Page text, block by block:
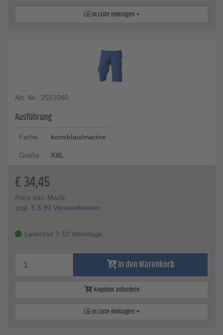
In Liste eintragen
Art. Nr.: 2551060
Ausführung
Farbe kornblau/marine
Größe XXL
€34,45
Preis inkl. MwSt.
zzgl. € 5,90 Versandkosten
Lieferzeit 7-10 Werktage
In den Warenkorb
Angebot anfordern
In Liste eintragen